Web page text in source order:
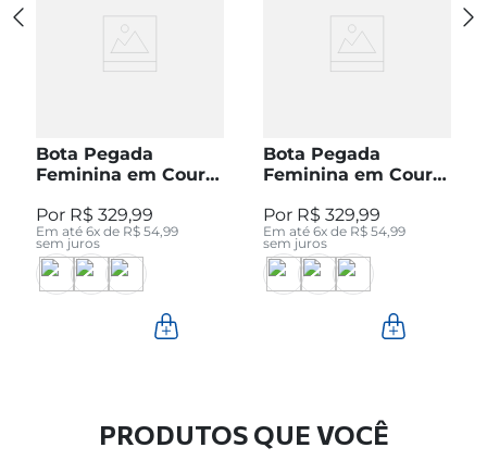
Bota Pegada
Feminina em Couro
280512-04
R$ 329,99
Em até 6x de R$ 54,99
sem juros
Bota Pegada
Feminina em Couro
280512-05
R$ 329,99
Em até 6x de R$ 54,99
sem juros
PRODUTOS QUE VOCÊ